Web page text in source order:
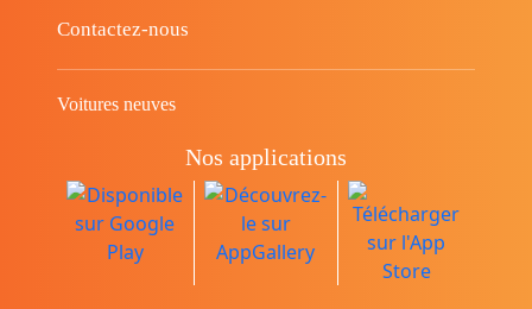
Contactez-nous
Voitures neuves
Nos applications